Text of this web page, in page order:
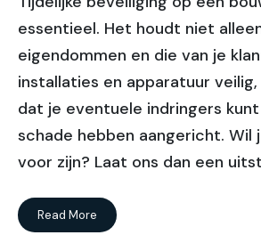
essentieel. Het houdt niet
eigendommen en die van je
installaties en apparatuur
dat je eventuele indringers
schade hebben aangericht. Wil
voor zijn? Laat ons dan een
Read More